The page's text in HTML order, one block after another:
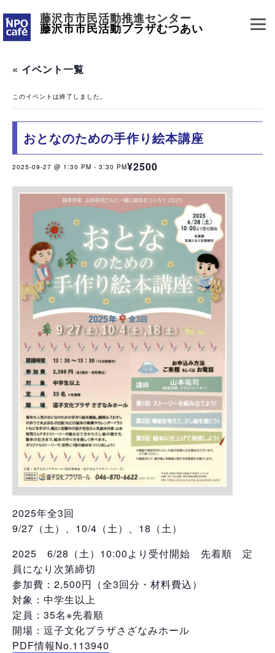
藤沢市市民活動推進センター
藤沢市市民活動プラザむつあい
« イベント一覧
このイベントは終了しました。
おとなのための手作り絵本講座
2025-09-27 @ 1:30 PM - 3:30 PM¥2500
2025年全3回
9/27（土）、10/4（土）、18（土）
2025 6/28（土）10:00より受付開始 先着順 定
員になり次第締切
参加費：2,500円（全3回分・材料費込）
対象：中学生以上
定員：35名※先着順
開場：逗子文化プラザさざなみホール
PDF情報No.113940